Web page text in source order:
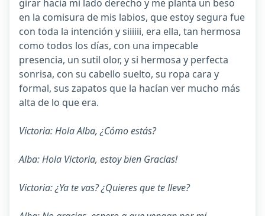
girar hacia mi lado derecho y me planta un beso
en la comisura de mis labios, que estoy segura fue
con toda la intención y siiiiii, era ella, tan hermosa
como todos los días, con una impecable
presencia, un sutil olor, y si hermosa y perfecta
sonrisa, con su cabello suelto, su ropa cara y
formal, sus zapatos que la hacían ver mucho más
alta de lo que era.
Victoria: Hola Alba, ¿Cómo estás?
Alba: Hola Victoria, estoy bien Gracias!
Victoria: ¿Ya te vas? ¿Quieres que te lleve?